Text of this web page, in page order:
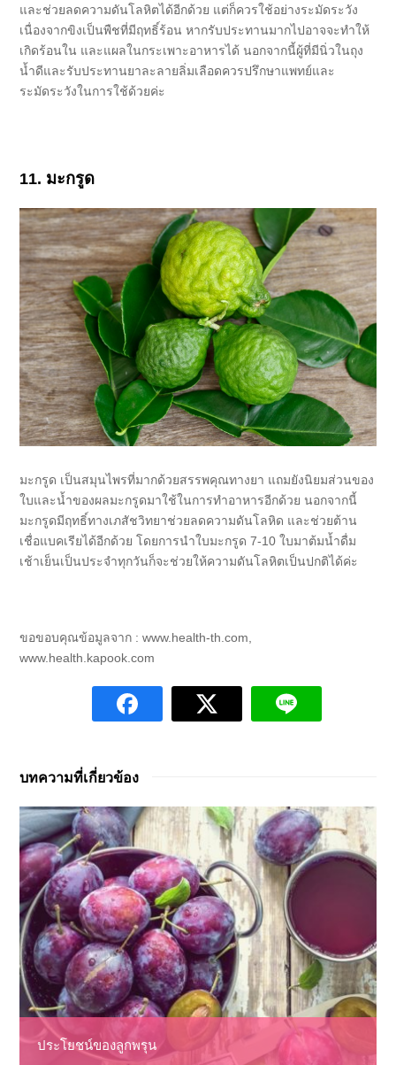
และช่วยลดความดันโลหิตได้อีกด้วย แต่ก็ควรใช้อย่างระมัดระวัง
เนื่องจากขิงเป็นพืชที่มีฤทธิ์ร้อน หากรับประทานมากไปอาจจะทำให้
เกิดร้อนใน และแผลในกระเพาะอาหารได้ นอกจากนี้ผู้ที่มีนิ่วในถุง
น้ำดีและรับประทานยาละลายลิ่มเลือดควรปรึกษาแพทย์และ
ระมัดระวังในการใช้ด้วยค่ะ
11. มะกรูด
มะกรูด เป็นสมุนไพรที่มากด้วยสรรพคุณทางยา แถมยังนิยมส่วนของ
ใบและน้ำของผลมะกรูดมาใช้ในการทำอาหารอีกด้วย นอกจากนี้
มะกรูดมีฤทธิ์ทางเภสัชวิทยาช่วยลดความดันโลหิด และช่วยต้าน
เชื่อแบคเรียได้อีกด้วย โดยการนำใบมะกรูด 7-10 ใบมาต้มน้ำดื่ม
เช้าเย็นเป็นประจำทุกวันก็จะช่วยให้ความดันโลหิตเป็นปกติได้ค่ะ
ขอขอบคุณข้อมูลจาก : www.health-th.com,
www.health.kapook.com
บทความที่เกี่ยวข้อง
ประโยชน์ของลูกพรุน